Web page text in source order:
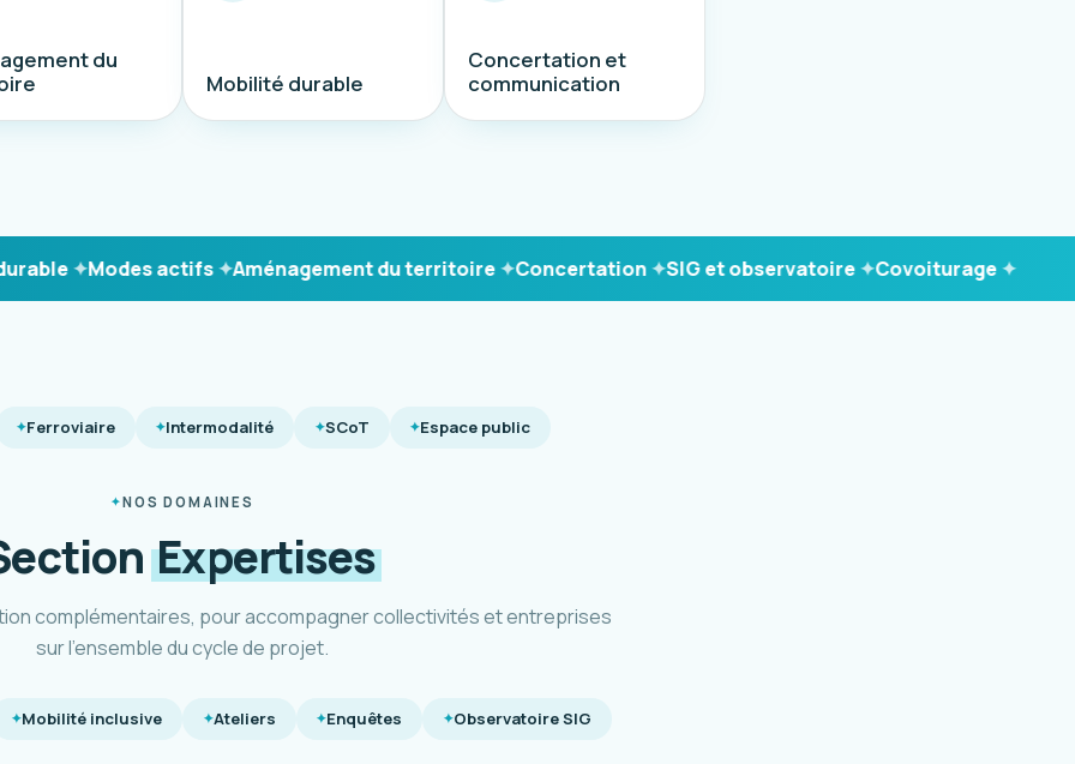
du
Mobilité durable
Concertation et
communication
Modes actifs Aménagement du territoire Concertation SIG et observatoire Covoiturage
Ferroviaire Intermodalité SCoT Espace public
NOS DOMAINES
Expertises
complémentaires, pour accompagner collectivités et entreprises
sur l'ensemble du cycle de projet.
Mobilité inclusive Ateliers Enquêtes Observatoire SIG